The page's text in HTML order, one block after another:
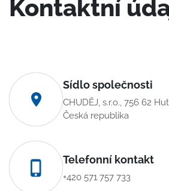
Kontaktní
Sídlo společnosti
CHUDĚJ, s.r.o., 756 62
Česká republika
Telefonní kontakt
+420 571 757 733